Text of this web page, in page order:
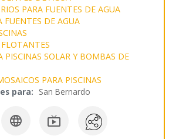
PARA FUENTES DE AGUA
FUENTES DE AGUA
PISCINAS SOLAR Y BOMBAS DE
PARA PISCINAS
para: San Bernardo
 